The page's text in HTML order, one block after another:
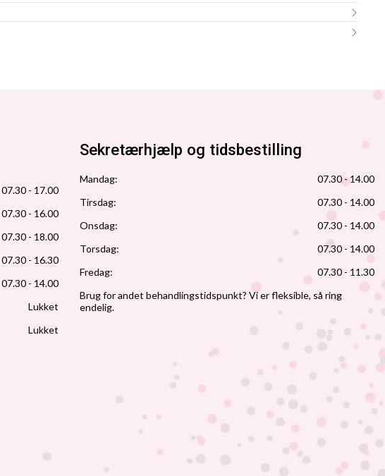
07.30 - 17.00
07.30 - 16.00
07.30 - 18.00
07.30 - 16.30
07.30 - 14.00
Lukket
Lukket
Sekretærhjælp og tidsbestilling
Mandag:
07.30 - 14.00
Tirsdag:
07.30 - 14.00
Onsdag:
07.30 - 14.00
Torsdag:
07.30 - 14.00
Fredag:
07.30 - 11.30
Brug for andet behandlingstidspunkt? Vi er fleksible, så ring
endelig.